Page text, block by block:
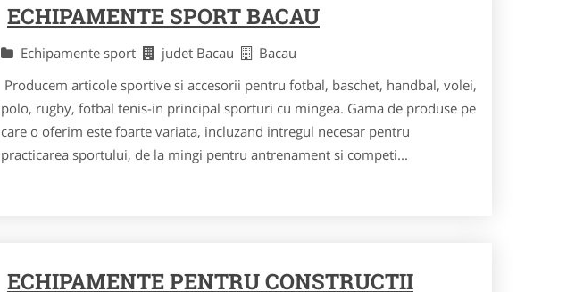
ECHIPAMENTE SPORT BACAU
Echipamente sport judet Bacau
Bacau
Producem articole sportive si accesorii pentru fotbal, baschet, handbal, volei,
polo, rugby, fotbal tenis-in principal sporturi cu mingea. Gama de produse pe
care o oferim este foarte variata, incluzand intregul necesar pentru
practicarea sportului, de la mingi pentru antrenament si competi...
ECHIPAMENTE PENTRU CONSTRUCTII